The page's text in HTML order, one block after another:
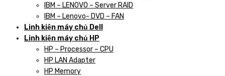
IBM – LENOVO – Server RAID
IBM – Lenovo- DVD – FAN
Linh kiện máy chủ Dell
Linh kiện máy chủ HP
HP – Processor – CPU
HP LAN Adapter
HP Memory